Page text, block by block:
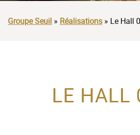
Groupe Seuil » Réalisations » Le Hall
LE HALL